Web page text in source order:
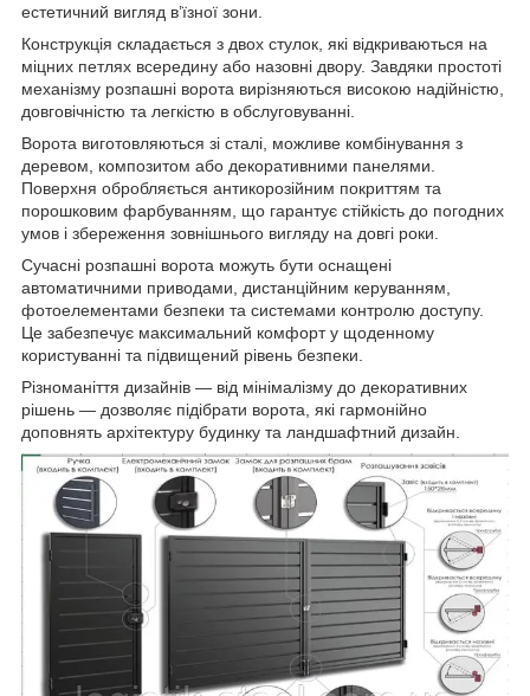
естетичний вигляд в’їзної зони.
Конструкція складається з двох стулок, які відкриваються на
міцних петлях всередину або назовні двору. Завдяки простоті
механізму розпашні ворота вирізняються високою надійністю,
довговічністю та легкістю в обслуговуванні.
Ворота виготовляються зі сталі, можливе комбінування з
деревом, композитом або декоративними панелями.
Поверхня обробляється антикорозійним покриттям та
порошковим фарбуванням, що гарантує стійкість до погодних
умов і збереження зовнішнього вигляду на довгі роки.
Сучасні розпашні ворота можуть бути оснащені
автоматичними приводами, дистанційним керуванням,
фотоелементами безпеки та системами контролю доступу.
Це забезпечує максимальний комфорт у щоденному
користуванні та підвищений рівень безпеки.
Різноманіття дизайнів — від мінімалізму до декоративних
рішень — дозволяє підібрати ворота, які гармонійно
доповнять архітектуру будинку та ландшафтний дизайн.